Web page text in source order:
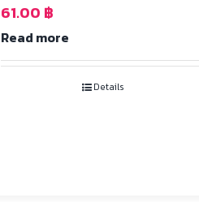
61.00 ฿
Read more
Details